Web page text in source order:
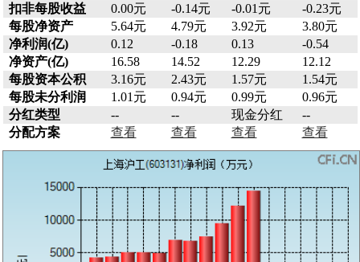
扣非每股收益
0.00元 -0.14元 -0.01元
-0.23元
每股净资产
5.64元 4.79元 3.92元
3.80元
净利润(亿)
0.12 -0.18 0.13
-0.54
净资产(亿)
16.58 14.52 12.29
12.12
每股资本公积
3.16元 2.43元 1.57元
1.54元
每股未分利润
1.01元 0.94元 0.99元
0.96元
分红类型
-- -- 现金分红
--
分配方案
查看 查看 查看 查看